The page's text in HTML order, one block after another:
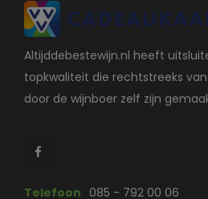
Altijddebestewijn.nl heeft
topkwaliteit die rechtstreeks
door de wijnboer zelf zijn
Telefoon 085 - 792 00 06